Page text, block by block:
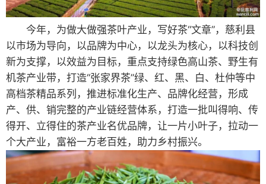
今年，为做大做强茶叶产业，写好茶“文章”，慈利县
以市场为导向，以品牌为中心，以龙头为核心，以科技创
新为支撑，以效益为目标，重点支持绿色高山茶、野生有
机茶产业带，打造“张家界茶”绿、红、黑、白、杜仲等中
高档茶精品系列，推进标准化生产、品牌化经营，形成
产、供、销完整的产业链经营体系，打造一批叫得响、传
得开、立得住的茶产业名优品牌，让一片小叶子，拉动一
个大产业，富裕一方老百姓，助力乡村振兴。